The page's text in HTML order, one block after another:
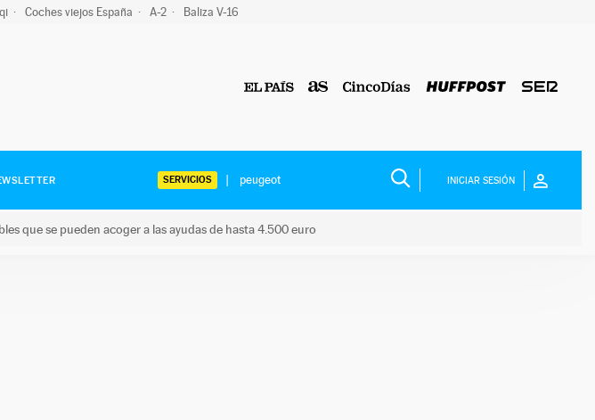
Coches viejos España A-2 Baliza V-16
SERVICIOS INICIAR SESIÓN
que se pueden acoger a las ayudas de hasta 4.500 euro